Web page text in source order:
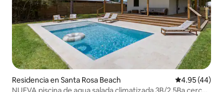
Residencia en Santa Rosa Beach Calificación
4.95 (44)